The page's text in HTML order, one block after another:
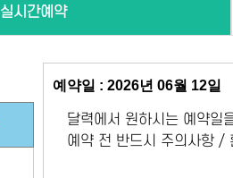
실시간예약
예약일 : 2026년 06월 12일
달력에서 원하시는 예약일
예약 전 반드시 주의사항 /